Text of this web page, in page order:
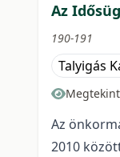
Az
190-191
Talyigás
Az
2010